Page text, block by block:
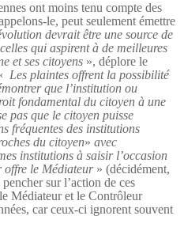
ont moins tenu compte des
le, peut seulement émettre
devrait être une source de
qui aspirent à de meilleures
et ses citoyens », déplore le
Les plaintes offrent la possibilité
que l’institution ou
fondamental du citoyen à une
pas que le citoyen puisse
fréquentes des institutions
du citoyen»avec
institutions à saisir l’occasion
offre le Médiateur» (décidément,
sur l’action de ces
Médiateur et le Contrôleur
car ceux-ci ignorent souvent